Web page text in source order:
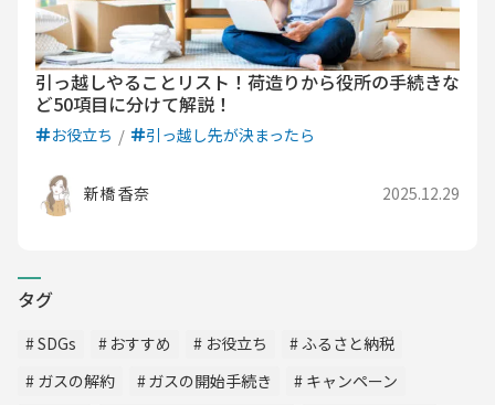
引っ越しやることリスト！荷造りから役所の手続きな
ど50項目に分けて解説！
お役立ち 引っ越し先が決まったら
新橋 香奈 2025.12.29
タグ
SDGs おすすめ お役立ち
ふるさと納税
ガスの解約
ガスの開始手続き
キャンペーン